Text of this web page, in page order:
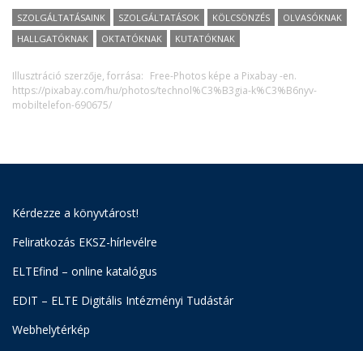
SZOLGÁLTATÁSAINK SZOLGÁLTATÁSOK KÖLCSÖNZÉS
OLVASÓKNAK
HALLGATÓKNAK
OKTATÓKNAK KUTATÓKNAK
Illusztráció szerzője, forrása: Free-Photos képe a Pixabay -en.
https://pixabay.com/hu/photos/technol%C3%B3gia-k%C3%B6nyv-
mobiltelefon-690675/
Kérdezze a könyvtárost!
Feliratkozás EKSZ-hírlevélre
ELTEfind – online katalógus
EDIT – ELTE Digitális Intézményi Tudástár
Webhelytérkép